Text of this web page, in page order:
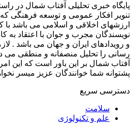
پایگاه خبری تحلیلی آفتاب شمال در
تنویر افکار عمومی و توسعه فرهنگی که
ارزشهای اخلاقی و اسلامی می باشد با
نویسندگان مجرب و جوان با اعتقاد به
و رویدادهای ایران و جهان می باشد .
رسانی را تحلیل منصفانه و منطقی می
آفتاب شمال بر این باور است که این
پشتوانه شما خوانندگان عزیز میسر
دسترسی سریع
سلامت
علم و تکنولوژی